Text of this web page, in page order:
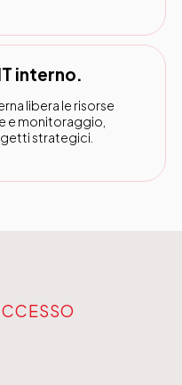
interno.
libera le risorse
e monitoraggio,
strategici.